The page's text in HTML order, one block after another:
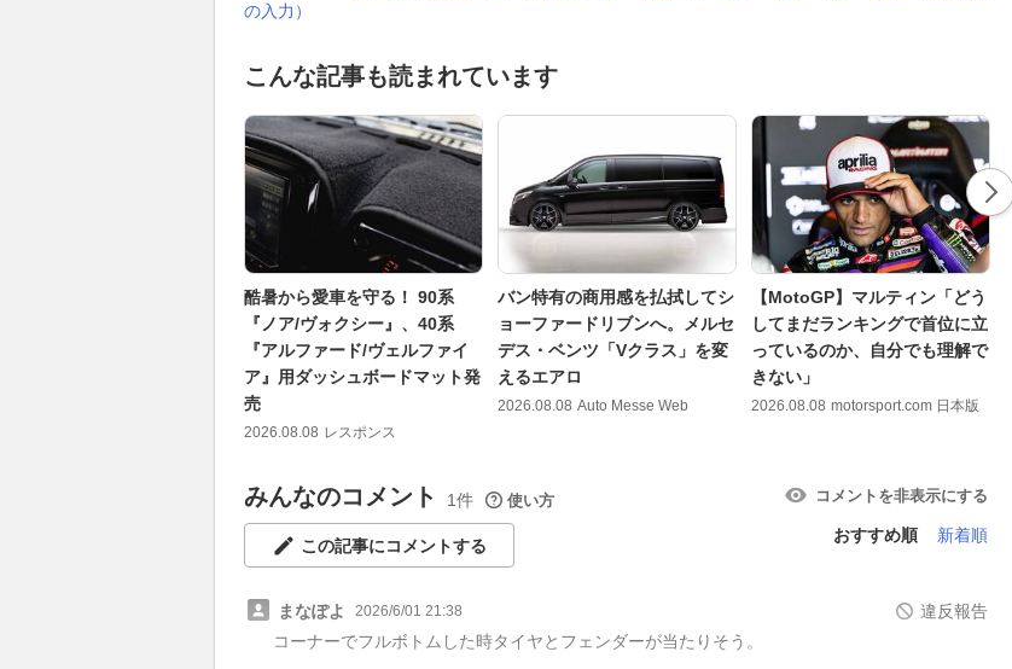
の入力）
こんな記事も読まれています
酷暑から愛車を守る！ 90系
『ノア/ヴォクシー』、40系
『アルファード/ヴェルファイ
ア』用ダッシュボードマット発
売
2026.08.08 レスポンス
バン特有の商用感を払拭してシ
ョーファードリブンへ。メルセ
デス・ベンツ「Vクラス」を変
えるエアロ
2026.08.08 Auto Messe Web
【MotoGP】マルティン「どう
してまだランキングで首位に立
っているのか、自分でも理解で
きない」
2026.08.08 motorsport.com 日本版
みんなのコメント 1件 使い方 コメントを非表示にする
この記事にコメントする
おすすめ順 新着順
まなぽよ 2026/6/01 21:38
違反報告
コーナーでフルボトムした時タイヤとフェンダーが当たりそう。